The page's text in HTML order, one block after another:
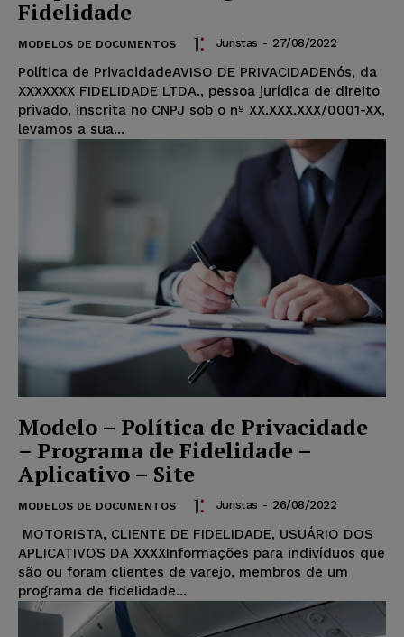
Fidelidade
MODELOS DE DOCUMENTOS Juristas - 27/08/2022
Política de PrivacidadeAVISO DE PRIVACIDADENós, da
XXXXXXX FIDELIDADE LTDA., pessoa jurídica de direito
privado, inscrita no CNPJ sob o nº XX.XXX.XXX/0001-XX,
levamos a sua...
Modelo – Política de Privacidade
– Programa de Fidelidade –
Aplicativo – Site
MODELOS DE DOCUMENTOS Juristas - 26/08/2022
MOTORISTA, CLIENTE DE FIDELIDADE, USUÁRIO DOS
APLICATIVOS DA XXXXInformações para indivíduos que
são ou foram clientes de varejo, membros de um
programa de fidelidade...